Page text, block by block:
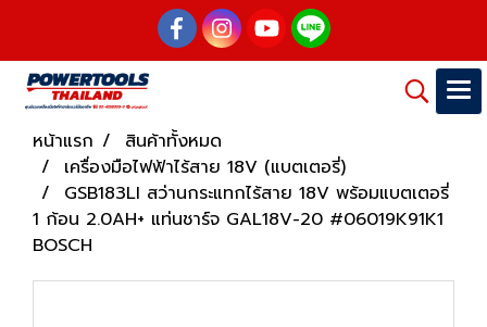
หน้าแรก
สินค้าทั้งหมด
เครื่องมือไฟฟ้าไร้สาย 18V (แบตเตอรี่)
GSB183LI สว่านกระแทกไร้สาย 18V พร้อมแบตเตอรี่
1 ก้อน 2.0AH+ แท่นชาร์จ GAL18V-20 #06019K91K1
BOSCH